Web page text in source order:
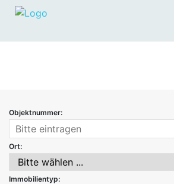
Objektnummer:
Ort:
Immobilientyp: